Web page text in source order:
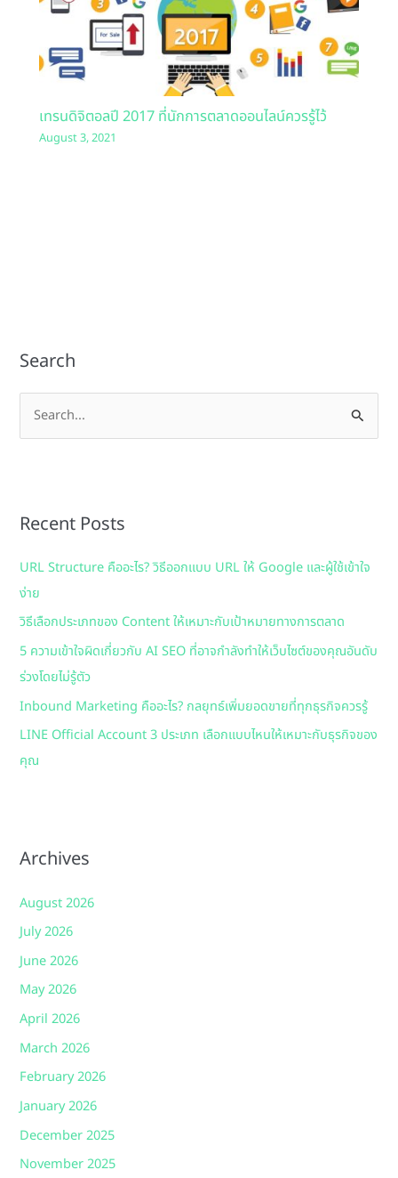
เทรนดิจิตอลปี 2017 ที่นักการตลาดออนไลน์ควรรู้ไว้
August 3, 2021
Search
e
c
f
o
r
:
Recent Posts
URL Structure คืออะไร? วิธีออกแบบ URL ให้ Google และผู้ใช้เข้าใจ
ง่าย
วิธีเลือกประเภทของ Content ให้เหมาะกับเป้าหมายทางการตลาด
5 ความเข้าใจผิดเกี่ยวกับ AI SEO ที่อาจกำลังทำให้เว็บไซต์ของคุณอันดับ
ร่วงโดยไม่รู้ตัว
Inbound Marketing คืออะไร? กลยุทธ์เพิ่มยอดขายที่ทุกธุรกิจควรรู้
LINE Official Account 3 ประเภท เลือกแบบไหนให้เหมาะกับธุรกิจของ
คุณ
Archives
August 2026
July 2026
June 2026
May 2026
April 2026
March 2026
February 2026
January 2026
December 2025
November 2025